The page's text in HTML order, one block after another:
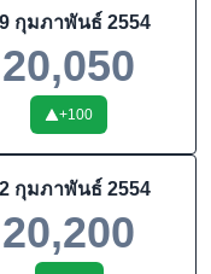
กุมภาพันธ์ 2554
20,050
+100
กุมภาพันธ์ 2554
20,200